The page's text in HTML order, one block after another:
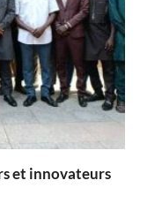
et innovateurs